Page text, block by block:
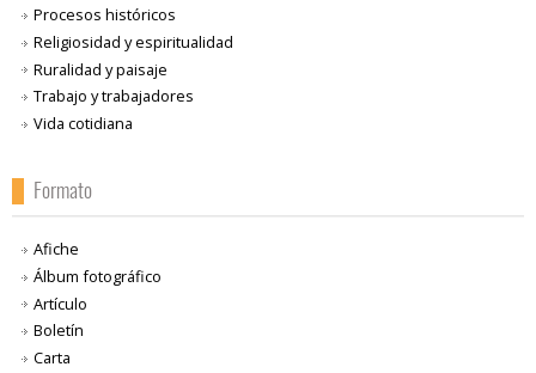
Procesos históricos
Religiosidad y espiritualidad
Ruralidad y paisaje
Trabajo y trabajadores
Vida cotidiana
Formato
Afiche
Álbum fotográfico
Artículo
Boletín
Carta